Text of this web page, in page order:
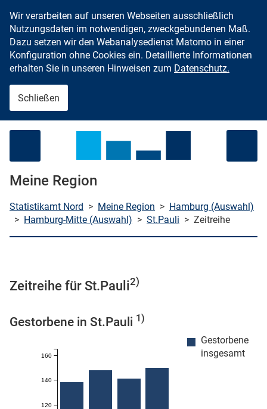
Zum Inhalt springen
Wir verarbeiten auf unseren Webseiten ausschließlich
Nutzungsdaten im notwendigen, zweckgebundenen Maß.
Dazu setzen wir den Webanalysedienst Matomo in einer
Konfiguration ohne Cookies ein. Detaillierte Informationen
erhalten Sie in unseren Hinweisen zum Datenschutz.
Schließen
Meine Region
Statistikamt Nord > Meine Region > Hamburg (Auswahl)
> Hamburg-Mitte (Auswahl) > St.Pauli > Zeitreihe
Zeitreihe für St.Pauli2)
Gestorbene in St.Pauli 1)
Gestorbene
insgesamt
120
140
160